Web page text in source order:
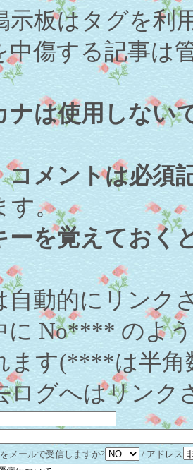
示板はタグを利
中傷する記事は
ナは使用しない
コメントは必須
す。
ーを覚えておく
自動的にリンク
に No**** のよ
ます(****は半角
ログへはリンク
メールで受信しますか?
/ アドレス